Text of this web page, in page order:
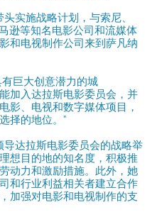
实施战略计划，与索尼、
逊等知名电影公司和流媒体
和电视制作公司来到萨凡纳
巨大创意潜力的城
加入达拉斯电影委员会，并
影、电视和数字媒体项目，
择的地位。"
达拉斯电影委员会的战略举
想目的地的知名度，积极推
动力和激励措施。此外，她
和行业利益相关者建立合作
加强对电影和电视制作的支